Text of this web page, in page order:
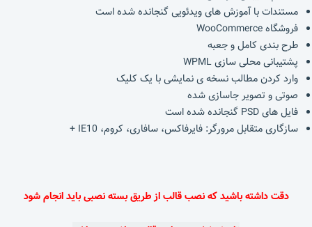
مستندات با آموزش های ویدئویی گنجانده شده است
فروشگاه WooCommerce
طرح بندی کامل و جعبه
پشتیبانی محلی سازی WPML
وارد کردن مطالب نسخه ی نمایشی با یک کلیک
صوتی و تصویر جاسازی شده
فایل های PSD گنجانده شده است
سازگاری متقابل مرورگر: فایرفاکس، سافاری، کروم، IE10 +
دقت داشته باشید که نصب قالب از طریق بسته نصبی باید انجام شود